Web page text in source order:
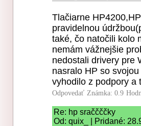
Tlačiarne
pravidelnou
také, čo natočili kolo
nemám vážnejšie
nedostali drivery pre
nasralo HP so
vyhodilo z podpory a
Odpovedať Známka: 0.9
Re: hp sraččččky
Od: quix_ | Pridané: